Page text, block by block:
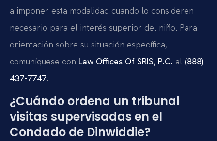
a imponer esta modalidad cuando lo consideren
necesario para el interés superior del niño. Para
orientación sobre su situación específica,
comuníquese con Law Offices Of SRIS, P.C. al (888)
437-7747.
¿Cuándo ordena un tribunal
visitas supervisadas en el
Condado de Dinwiddie?